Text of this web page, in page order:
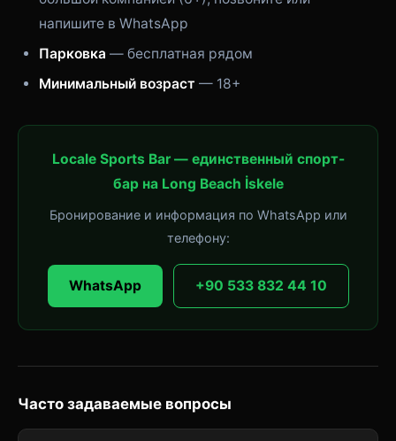
напишите в WhatsApp
Парковка — бесплатная рядом
Минимальный возраст — 18+
Locale Sports Bar — единственный спорт-
бар на Long Beach İskele
Бронирование и информация по WhatsApp или
телефону:
WhatsApp +90 533 832 44 10
Часто задаваемые вопросы